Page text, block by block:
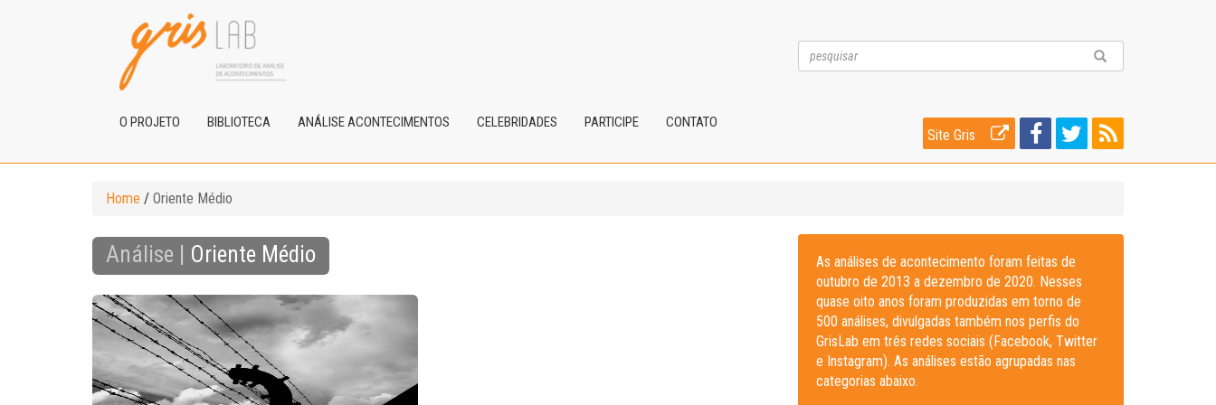
O PROJETO BIBLIOTECA ANÁLISE ACONTECIMENTOS CELEBRIDADES PARTICIPE CONTATO
Site Gris
Home / Oriente Médio
Análise | Oriente Médio
As análises de acontecimento foram feitas de
outubro de 2013 a dezembro de 2020. Nesses
quase oito anos foram produzidas em torno de
500 análises, divulgadas também nos perfis do
GrisLab em três redes sociais (Facebook, Twitter
e Instagram). As análises estão agrupadas nas
categorias abaixo.